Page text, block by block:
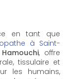
en tant que
à Saint-
, offre
tissulaire et
les humains,